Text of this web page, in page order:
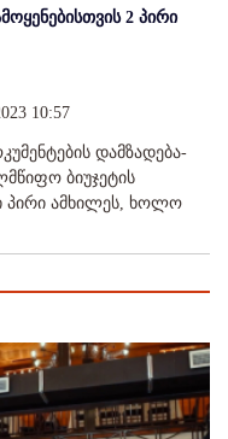
2 პირი
10:57
დამზადება-
ბიუჯეტის
პირი ამხილეს, ხოლო